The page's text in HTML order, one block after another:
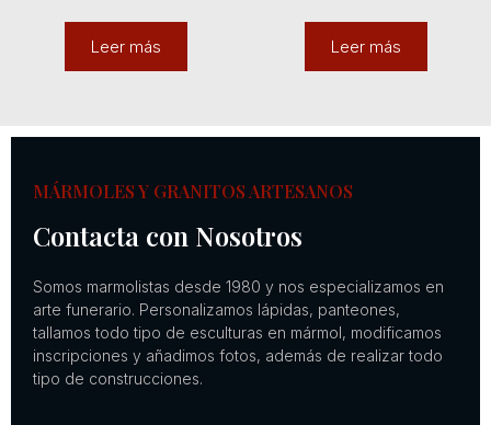
Leer más Leer más
MÁRMOLES Y GRANITOS ARTESANOS
Contacta con Nosotros
Somos marmolistas desde 1980 y nos especializamos en
arte funerario. Personalizamos lápidas, panteones,
tallamos todo tipo de esculturas en mármol, modificamos
inscripciones y añadimos fotos, además de realizar todo
tipo de construcciones.